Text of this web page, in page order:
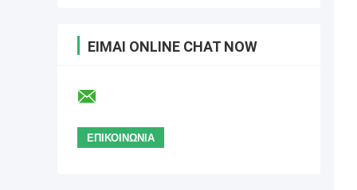
ΕΊΜΑΙ ONLINE CHAT NOW